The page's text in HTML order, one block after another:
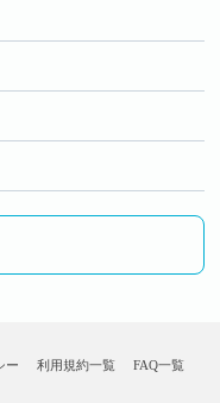
ー 利用規約一覧
FAQ一覧